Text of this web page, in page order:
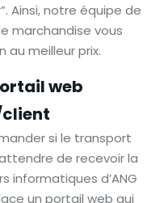
Ainsi, notre équipe de
marchandise vous
au meilleur prix.
web
si le transport
de recevoir la
informatiques d’ANG
un portail web qui